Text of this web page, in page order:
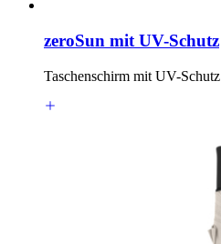
zeroSun mit UV-Schutz
Taschenschirm mit UV-Schutz